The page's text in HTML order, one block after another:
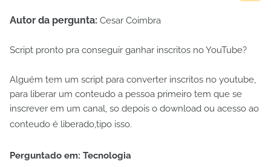
Autor da pergunta: Cesar Coimbra
Script pronto pra conseguir ganhar inscritos no YouTube?
Alguém tem um script para converter inscritos no youtube,
para liberar um conteudo a pessoa primeiro tem que se
inscrever em um canal, so depois o download ou acesso ao
conteudo é liberado,tipo isso.
Perguntado em: Tecnologia